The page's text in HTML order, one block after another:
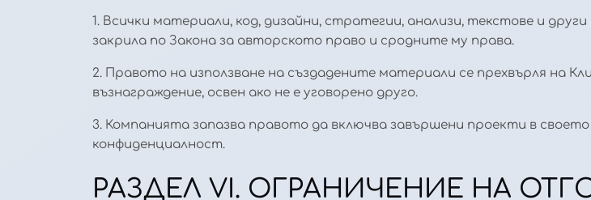
1. Всички материали, код, дизайни, стратегии, анализи, текстове и
закрила по Закона за авторското право и сродните му права.
2. Правото на използване на създадените материали се прехвърля на
възнаграждение, освен ако не е уговорено друго.
3. Компанията запазва правото да включва завършени проекти в
конфиденциалност.
РАЗДЕЛ VI. ОГРАНИЧЕНИЕ НА